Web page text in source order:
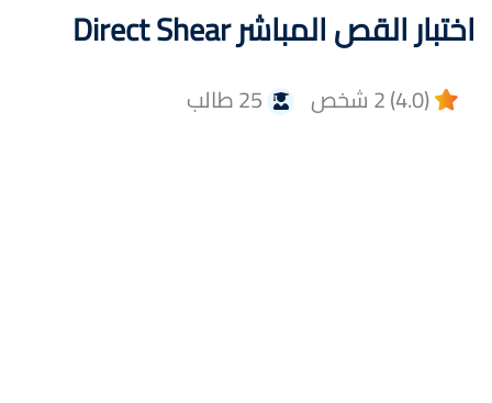
اختبار القص المباشر Direct Shear
(4.0) 2 شخص 25 طالب